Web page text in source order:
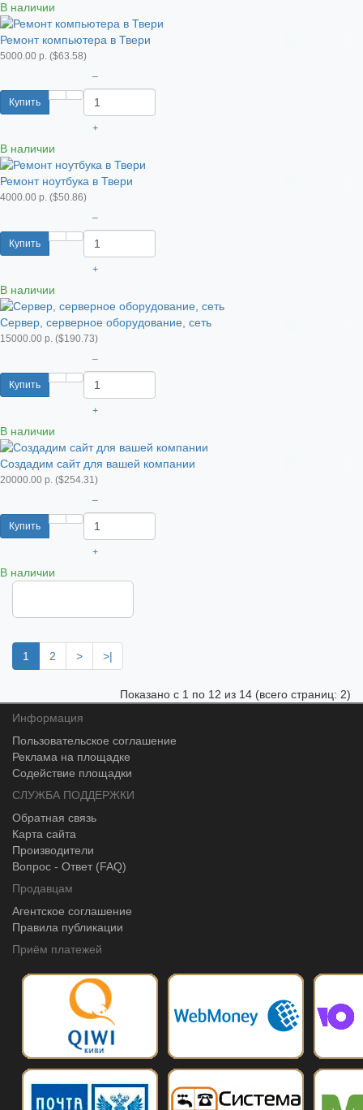
В наличии
Ремонт компьютера в Твери
5000.00 р. ($63.58)
Купить
–
+
В наличии
Ремонт ноутбука в Твери
4000.00 р. ($50.86)
Купить
–
+
В наличии
Сервер, серверное оборудование, сеть
15000.00 р. ($190.73)
Купить
–
+
В наличии
Создадим сайт для вашей компании
20000.00 р. ($254.31)
Купить
–
+
В наличии
1 2 > >|
Показано с 1 по 12 из 14 (всего страниц: 2)
Информация
Пользовательское соглашение
Реклама на площадке
Содействие площадки
СЛУЖБА ПОДДЕРЖКИ
Обратная связь
Карта сайта
Производители
Вопрос - Ответ (FAQ)
Продавцам
Агентское соглашение
Правила публикации
Приём платежей